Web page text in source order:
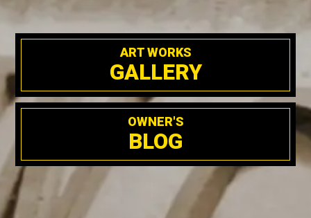
ART WORKS
GALLERY
OWNER'S
BLOG